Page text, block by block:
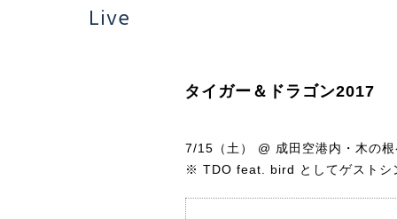
Live
タイガー＆ドラゴン2017
7/15（土） @ 成田空港内・木の
※ TDO feat. bird としてゲストシ